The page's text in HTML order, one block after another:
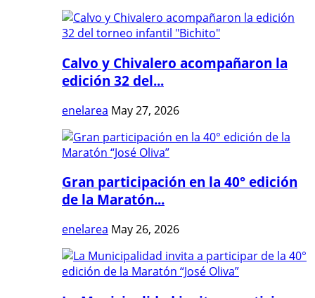
Calvo y Chivalero acompañaron la
edición 32 del...
enelarea May 27, 2026
Gran participación en la 40° edición
de la Maratón...
enelarea May 26, 2026